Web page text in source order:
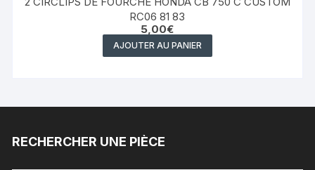
RC06 81 83
5,00€
AJOUTER AU PANIER
RECHERCHER UNE PIÈCE